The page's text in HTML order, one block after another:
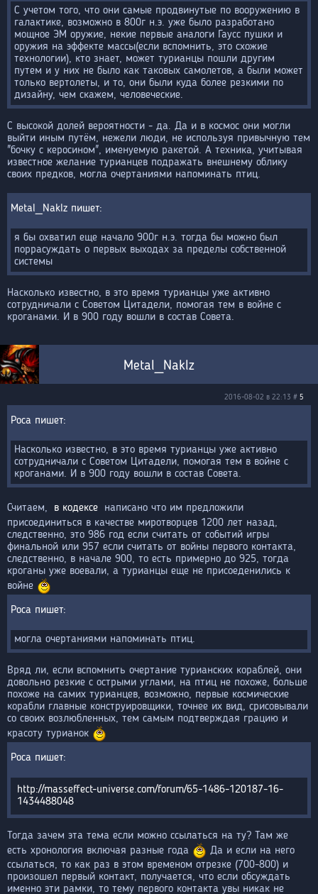
С учетом того, что они самые продвинутые по вооружению в
галактике, возможно в 800г н.э. уже было разработано
мощное ЭМ оружие, некие первые аналоги Гаусс пушки и
оружия на эффекте массы(если вспомнить, это схожие
технологии), кто знает, может турианцы пошли другим
путем и у них не было как таковых самолетов, а были может
только вертолеты, и то, они были куда более резкими по
дизайну, чем скажем, человеческие.
С высокой долей вероятности - да. Да и в космос они могли
выйти иным путём, нежели люди, не используя привычную тем
"бочку с керосином", именуемую ракетой. А техника, учитывая
известное желание турианцев подражать внешнему облику
своих предков, могла очертаниями напоминать птиц.
Metal_Naklz
я бы охватил еще начало 900г н.э. тогда бы можно был
поррасуждать о первых выходах за пределы собственной
системы
Насколько известно, в это время турианцы уже активно
сотрудничали с Советом Цитадели, помогая тем в войне с
кроганами. И в 900 году вошли в состав Совета.
Metal_Naklz
2016-08-02 в 22:13 # 5
Роса
Насколько известно, в это время турианцы уже активно
сотрудничали с Советом Цитадели, помогая тем в войне с
кроганами. И в 900 году вошли в состав Совета.
Считаем, в кодексе
написано что им предложили
присоединиться в качестве миротворцев 1200 лет назад,
следственно, это 986 год если считать от событий игры
финальной или 957 если считать от войны первого контакта,
следственно, в начале 900, то есть примерно до 925, тогда
кроганы уже воевали, а турианцы еще не присоеденились к
войне
Роса
могла очертаниями напоминать птиц.
Вряд ли, если вспомнить очертание турианских кораблей, они
довольно резкие с острыми углами, на птиц не похоже, больше
похоже на самих турианцев, возможно, первые космические
корабли главные конструировщики, точнее их вид, срисовывали
со своих возлюбленных, тем самым подтверждая грацию и
красоту турианок
Роса
http://masseffect-universe.com/forum/65-1486-120187-16-
1434488048
Тогда зачем эта тема если можно ссылаться на ту? Там же
есть хронология включая разные года
Да и если на него
ссылаться, то как раз в этом временом отрезке (700-800) и
произошел первый контакт, получается, что если обсуждать
именно эти рамки, то тему первого контакта увы никак не